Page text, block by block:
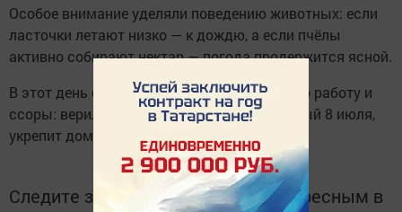
Особое внимание уделяли поведению животных: если
ласточки летают низко — к дождю, а если пчёлы
активно собирают нектар — погода продержится ясной.
В этот день старались не затевать тяжёлую работу и
ссоры: верили, что мир в семье, сохранённый 8 июля,
укрепит домашний очаг на весь год.
Следите за самым важным и интересным в